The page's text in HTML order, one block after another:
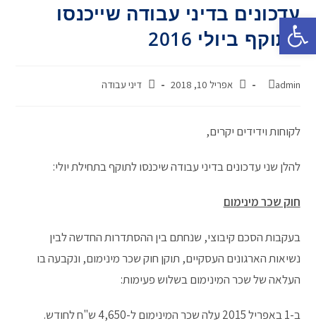
עדכונים בדיני עבודה שייכנסו
לתוקף ביולי 2016
admin אפריל 10, 2018 דיני עבודה
לקוחות וידידים יקרים,
להלן שני עדכונים בדיני עבודה שיכנסו לתוקף בתחילת יולי:
חוק שכר מינימום
בעקבות הסכם קיבוצי, שנחתם בין ההסתדרות החדשה לבין
נשיאות הארגונים העסקיים, תוקן חוק שכר מינימום, ונקבעה בו
העלאה של שכר המינימום בשלוש פעימות:
ב-1 באפריל 2015 עלה שכר המינימום ל-4,650 ש"ח לחודש.
פתח סרגל נגישות